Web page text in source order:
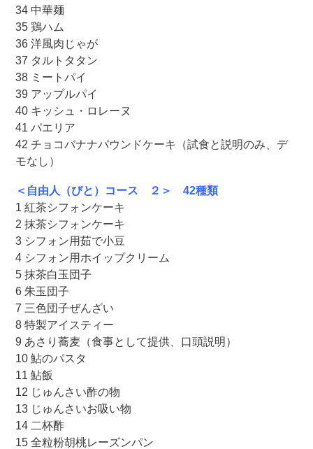
34 中華麺
35 鶏ハム
36 洋風肉じゃが
37 タルトタタン
38 ミートパイ
39 アップルパイ
40 キッシュ・ロレーヌ
41 パエリア
42 チョコバナナパウンドケーキ（試食と説明のみ、デ
モなし）
＜自由人（びと）コース ２＞ 42種類
1 紅茶シフォンケーキ
2 抹茶シフォンケーキ
3 シフォン用茹で小豆
4 シフォン用ホイップクリーム
5 抹茶白玉団子
6 朱玉団子
7 三色団子ぜんざい
8 特製アイスティー
9 あさり蕎麦（食事として提供、口頭説明）
10 鮎のパスタ
11 鮎飯
12 じゅんさい酢の物
13 じゅんさいお吸い物
14 二杯酢
15 全粒粉胡桃レーズンパン